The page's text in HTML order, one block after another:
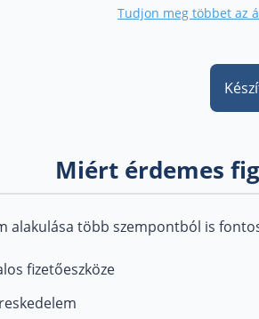
Tudjon meg többet az
Miért érdemes
alakulása több szempontból is
fizetőeszköze